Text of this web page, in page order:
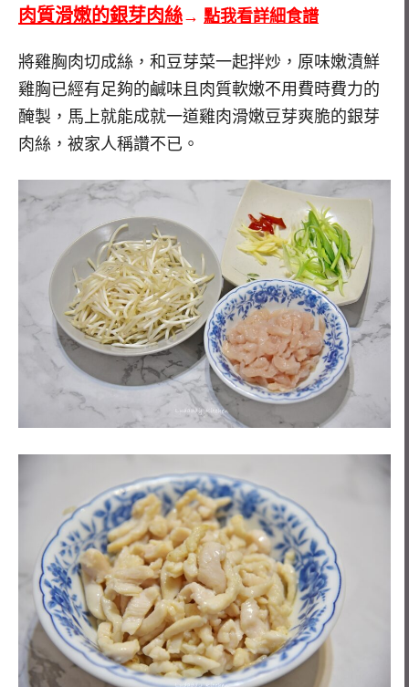
肉質滑嫩的銀芽肉絲→ 點我看詳細食譜
將雞胸肉切成絲，和豆芽菜一起拌炒，原味嫩漬鮮
雞胸已經有足夠的鹹味且肉質軟嫩不用費時費力的
醃製，馬上就能成就一道雞肉滑嫩豆芽爽脆的銀芽
肉絲，被家人稱讚不已。